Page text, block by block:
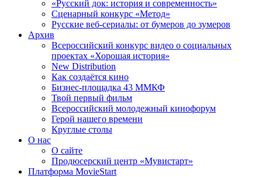
«Русский док: история и современность»
Сценарный конкурс «Метод»
Русские веб-сериалы: от бумеров до зумеров
Архив
Всероссийский конкурс видео о социальных
проектах «Хорошая история»
New Distribution
Как создаётся кино
Бизнес-площадка 43 ММКФ
Твой первый фильм
Всероссийский молодежный кинофорум
Герой нашего времени
Круглые столы
О нас
О сайте
Продюсерский центр «Мувистарт»
Платформа MovieStart